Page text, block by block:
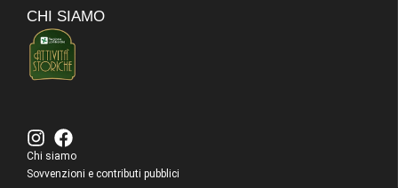
CHI SIAMO
Chi siamo
Sovvenzioni e contributi pubblici